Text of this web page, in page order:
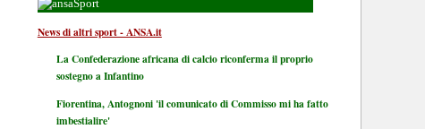
Sport
News di altri sport - ANSA.it
La Confederazione africana di calcio riconferma il proprio
sostegno a Infantino
Fiorentina, Antognoni 'il comunicato di Commisso mi ha fatto
imbestialire'